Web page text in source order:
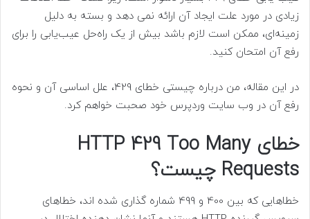
زیادی در مورد علت ایجاد آن ارائه نمی دهد و بسته به دلیل
زمینه‌ای، ممکن است لازم باشد بیش از یک راه‌حل عیب‌یابی را برای
رفع آن امتحان کنید.
در این مقاله، من درباره چیستی خطای 429، علل اساسی آن و نحوه
رفع آن در وب سایت وردپرس خود صحبت خواهم کرد.
خطای HTTP 429 Too Many
Requests چیست؟
خطاهایی که بین 400 و 499 شماره گذاری شده اند، خطاهای